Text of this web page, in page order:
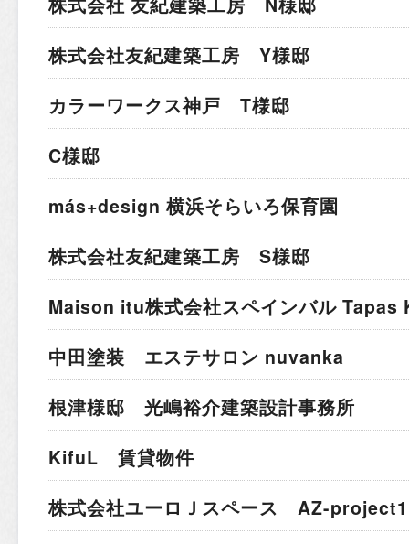
株式会社友紀建築工房 Y様邸
カラーワークス神戸 T様邸
C様邸
más+design 横浜そらいろ保育園
株式会社友紀建築工房 S様邸
Maison itu株式会社スペインバル
中田塗装 エステサロン nuvanka
根津様邸 光嶋裕介建築設計事務所
KifuL 賃貸物件
株式会社ユーロＪスペース AZ-project1